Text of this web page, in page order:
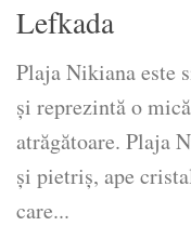
Lefkada
Plaja Nikiana este
și reprezintă o
atrăgătoare. Plaja
și pietriș, ape
care...